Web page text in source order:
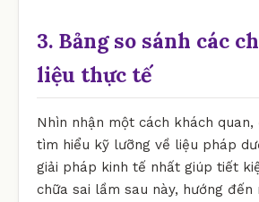
3. Bảng so sánh các
liệu thực tế
Nhìn nhận một cách khách
tìm hiểu kỹ lưỡng về liệu pháp
giải pháp kinh tế nhất giúp tiết
chữa sai lầm sau này, hướng đến